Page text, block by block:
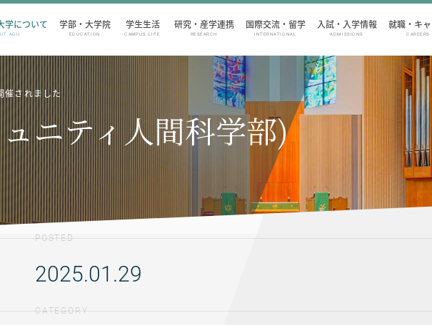
学について
AGU
学部・大学院
EDUCATION
学生生活
CAMPUS LIFE
研究・産学連携
RESEARCH
国際交流・留学
INTERNATIONAL
入試・入学情報
ADMISSIONS
就職・キ
CAREERS
されました
ニティ人間科学部)
POSTED
2025.01.29
CATEGORY